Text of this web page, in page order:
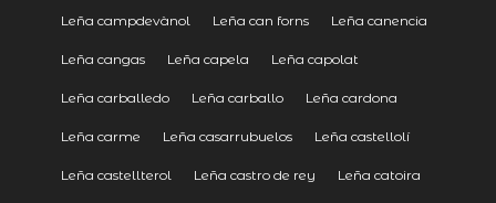
Leña campdevànol Leña can forns Leña canencia
Leña cangas Leña capela Leña capolat
Leña carballedo Leña carballo Leña cardona
Leña carme Leña casarrubuelos Leña castellolí
Leña castellterol Leña castro de rey Leña catoira